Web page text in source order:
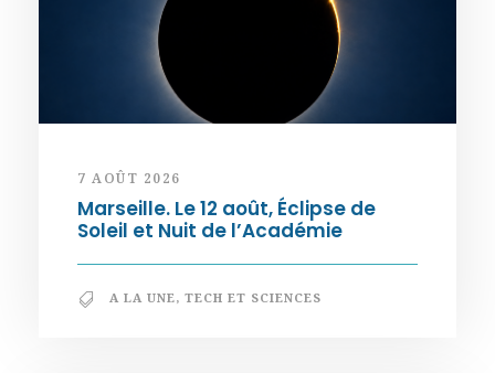
7 AOÛT 2026
Marseille. Le 12 août, Éclipse de
Soleil et Nuit de l’Académie
A LA UNE, TECH ET SCIENCES